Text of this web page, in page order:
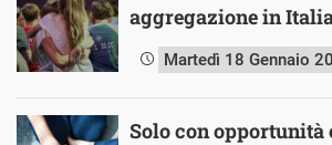
aggregazione in
Martedì 18 Gennaio
Solo con opportunità